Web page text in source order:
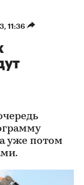
11:36
уже потом